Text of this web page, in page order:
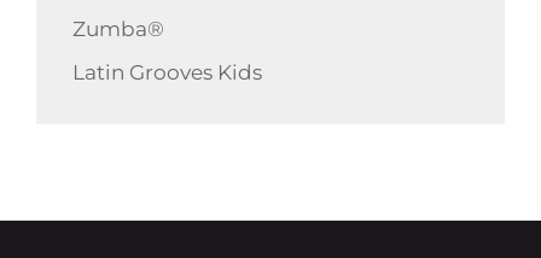
Zumba®
Latin Grooves Kids